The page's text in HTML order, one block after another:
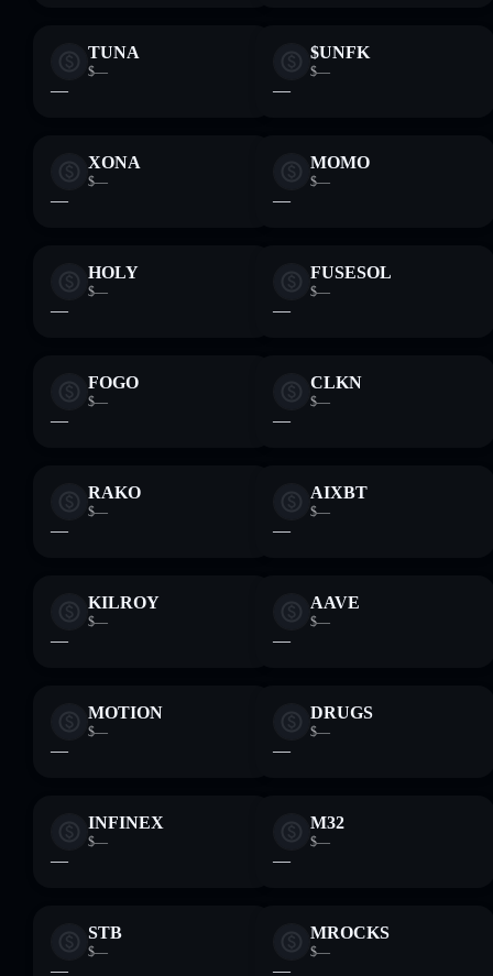
TUNA
$—
—
$UNFK
$—
—
XONA
$—
—
MOMO
$—
—
HOLY
$—
—
FUSESOL
$—
—
FOGO
$—
—
CLKN
$—
—
RAKO
$—
—
AIXBT
$—
—
KILROY
$—
—
AAVE
$—
—
MOTION
$—
—
DRUGS
$—
—
INFINEX
$—
—
M32
$—
—
STB
$—
—
MROCKS
$—
—